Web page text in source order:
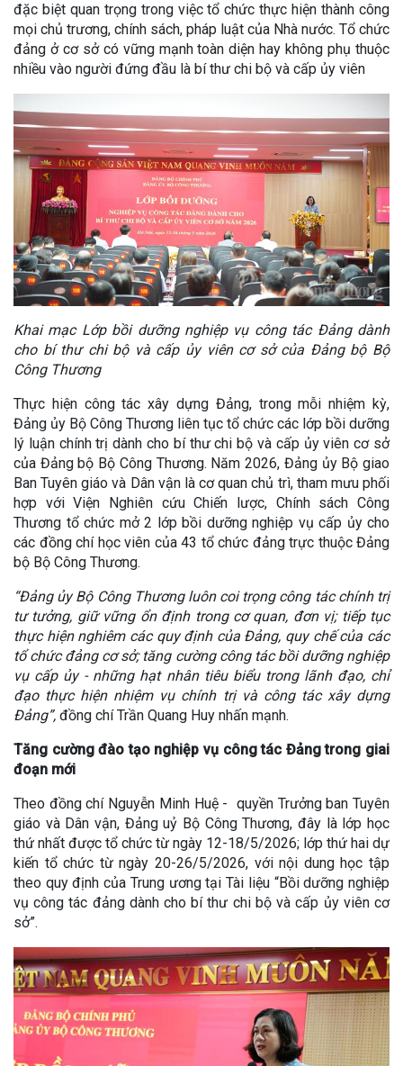
đặc biệt quan trọng trong việc tổ chức thực hiện thành công
mọi chủ trương, chính sách, pháp luật của Nhà nước. Tổ chức
đảng ở cơ sở có vững mạnh toàn diện hay không phụ thuộc
nhiều vào người đứng đầu là bí thư chi bộ và cấp ủy viên
Khai mạc Lớp bồi dưỡng nghiệp vụ công tác Đảng dành
cho bí thư chi bộ và cấp ủy viên cơ sở của Đảng bộ Bộ
Công Thương
Thực hiện công tác xây dựng Đảng, trong mỗi nhiệm kỳ,
Đảng ủy Bộ Công Thương liên tục tổ chức các lớp bồi dưỡng
lý luận chính trị dành cho bí thư chi bộ và cấp ủy viên cơ sở
của Đảng bộ Bộ Công Thương. Năm 2026, Đảng ủy Bộ giao
Ban Tuyên giáo và Dân vận là cơ quan chủ trì, tham mưu phối
hợp với Viện Nghiên cứu Chiến lược, Chính sách Công
Thương tổ chức mở 2 lớp bồi dưỡng nghiệp vụ cấp ủy cho
các đồng chí học viên của 43 tổ chức đảng trực thuộc Đảng
bộ Bộ Công Thương.
“Đảng ủy Bộ Công Thương luôn coi trọng công tác chính trị
tư tưởng, giữ vững ổn định trong cơ quan, đơn vị; tiếp tục
thực hiện nghiêm các quy định của Đảng, quy chế của các
tổ chức đảng cơ sở; tăng cường công tác bồi dưỡng nghiệp
vụ cấp ủy - những hạt nhân tiêu biểu trong lãnh đạo, chỉ
đạo thực hiện nhiệm vụ chính trị và công tác xây dựng
Đảng”, đồng chí Trần Quang Huy nhấn mạnh.
Tăng cường đào tạo nghiệp vụ công tác Đảng trong giai
đoạn mới
Theo đồng chí Nguyễn Minh Huệ - quyền Trưởng ban Tuyên
giáo và Dân vận, Đảng uỷ Bộ Công Thương, đây là lớp học
thứ nhất được tổ chức từ ngày 12-18/5/2026; lớp thứ hai dự
kiến tổ chức từ ngày 20-26/5/2026, với nội dung học tập
theo quy định của Trung ương tại Tài liệu “Bồi dưỡng nghiệp
vụ công tác đảng dành cho bí thư chi bộ và cấp ủy viên cơ
sở”.